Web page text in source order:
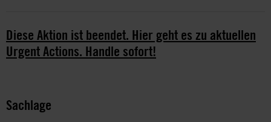
Diese Aktion ist beendet. Hier geht es zu aktuellen
Urgent Actions. Handle sofort!
Sachlage